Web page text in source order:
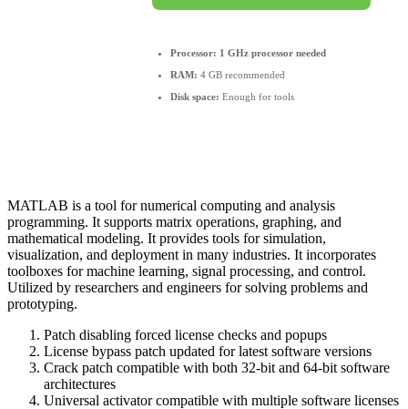
Processor: 1 GHz processor needed
RAM: 4 GB recommended
Disk space: Enough for tools
MATLAB is a tool for numerical computing and analysis
programming. It supports matrix operations, graphing, and
mathematical modeling. It provides tools for simulation,
visualization, and deployment in many industries. It incorporates
toolboxes for machine learning, signal processing, and control.
Utilized by researchers and engineers for solving problems and
prototyping.
Patch disabling forced license checks and popups
License bypass patch updated for latest software versions
Crack patch compatible with both 32-bit and 64-bit software
architectures
Universal activator compatible with multiple software licenses